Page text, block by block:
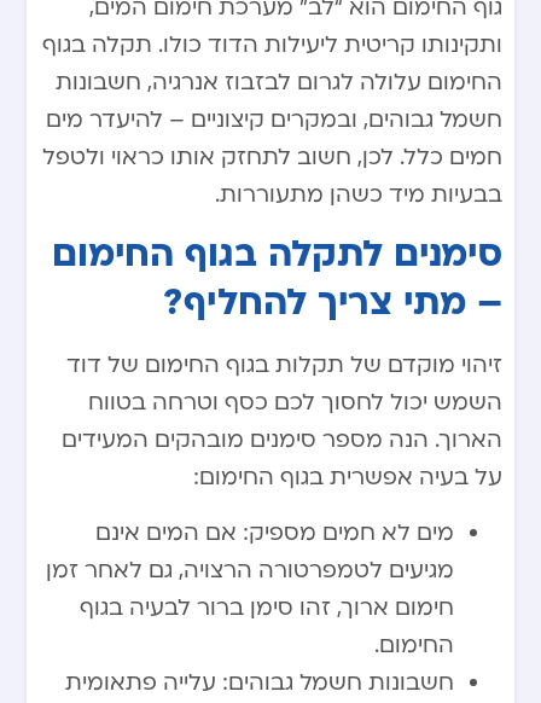
גוף החימום הוא “לב” מערכת חימום המים,
ותקינותו קריטית ליעילות הדוד כולו. תקלה בגוף
החימום עלולה לגרום לבזבוז אנרגיה, חשבונות
חשמל גבוהים, ובמקרים קיצוניים – להיעדר מים
חמים כלל. לכן, חשוב לתחזק אותו כראוי ולטפל
בבעיות מיד כשהן מתעוררות.
סימנים לתקלה בגוף החימום
– מתי צריך להחליף?
זיהוי מוקדם של תקלות בגוף החימום של דוד
השמש יכול לחסוך לכם כסף וטרחה בטווח
הארוך. הנה מספר סימנים מובהקים המעידים
על בעיה אפשרית בגוף החימום:
מים לא חמים מספיק: אם המים אינם
מגיעים לטמפרטורה הרצויה, גם לאחר זמן
חימום ארוך, זהו סימן ברור לבעיה בגוף
החימום.
חשבונות חשמל גבוהים: עלייה פתאומית